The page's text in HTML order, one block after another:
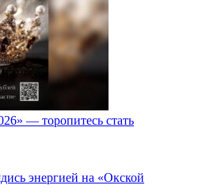
— торопитесь стать
энергией на «Окской